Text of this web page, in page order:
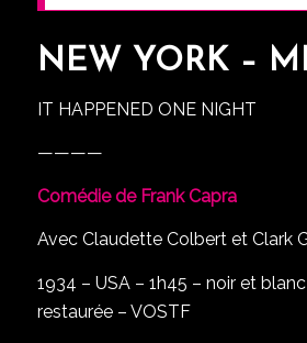
NEW YORK –
IT HAPPENED ONE NIGHT
————
Comédie de Frank Capra
Avec Claudette Colbert et Clark
1934 – USA – 1h45 – noir et
restaurée – VOSTF